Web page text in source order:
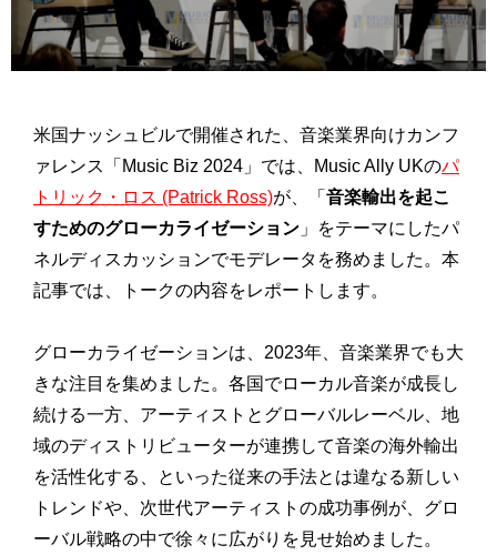
米国ナッシュビルで開催された、音楽業界向けカンフ
ァレンス「Music Biz 2024」では、Music Ally UKのパ
トリック・ロス (Patrick Ross)が、「 音楽輸出を起こ
すためのグローカライゼーション 」をテーマにしたパ
ネルディスカッションでモデレータを務めました。本
記事では、トークの内容をレポートします。
グローカライゼーションは、2023年、音楽業界でも大
きな注目を集めました。各国でローカル音楽が成長し
続ける一方、アーティストとグローバルレーベル、地
域のディストリビューターが連携して音楽の海外輸出
を活性化する、といった従来の手法とは違なる新しい
トレンドや、次世代アーティストの成功事例が、グロ
ーバル戦略の中で徐々に広がりを見せ始めました。